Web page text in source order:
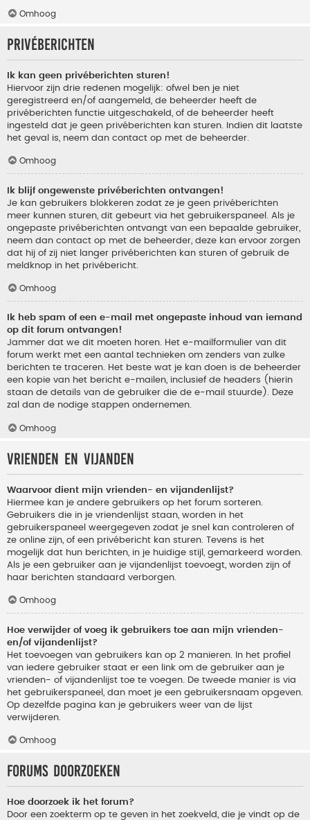
Omhoog
Privéberichten
Ik kan geen privéberichten sturen!
Hiervoor zijn drie redenen mogelijk: ofwel ben je niet
geregistreerd en/of aangemeld, de beheerder heeft de
privéberichten functie uitgeschakeld, of de beheerder heeft
ingesteld dat je geen privéberichten kan sturen. Indien dit laatste
het geval is, neem dan contact op met de beheerder.
Omhoog
Ik blijf ongewenste privéberichten ontvangen!
Je kan gebruikers blokkeren zodat ze je geen privéberichten
meer kunnen sturen, dit gebeurt via het gebruikerspaneel. Als je
ongepaste privéberichten ontvangt van een bepaalde gebruiker,
neem dan contact op met de beheerder, deze kan ervoor zorgen
dat hij of zij niet langer privéberichten kan sturen of gebruik de
meldknop in het privébericht.
Omhoog
Ik heb spam of een e-mail met ongepaste inhoud van iemand
op dit forum ontvangen!
Jammer dat we dit moeten horen. Het e-mailformulier van dit
forum werkt met een aantal technieken om zenders van zulke
berichten te traceren. Het beste wat je kan doen is de beheerder
een kopie van het bericht e-mailen, inclusief de headers (hierin
staan de details van de gebruiker die de e-mail stuurde). Deze
zal dan de nodige stappen ondernemen.
Omhoog
Vrienden en vijanden
Waarvoor dient mijn vrienden- en vijandenlijst?
Hiermee kan je andere gebruikers op het forum sorteren.
Gebruikers die in je vriendenlijst staan, worden in het
gebruikerspaneel weergegeven zodat je snel kan controleren of
ze online zijn, of een privébericht kan sturen. Tevens is het
mogelijk dat hun berichten, in je huidige stijl, gemarkeerd worden.
Als je een gebruiker aan je vijandenlijst toevoegt, worden zijn of
haar berichten standaard verborgen.
Omhoog
Hoe verwijder of voeg ik gebruikers toe aan mijn vrienden-
en/of vijandenlijst?
Het toevoegen van gebruikers kan op 2 manieren. In het profiel
van iedere gebruiker staat er een link om de gebruiker aan je
vrienden- of vijandenlijst toe te voegen. De tweede manier is via
het gebruikerspaneel, dan moet je een gebruikersnaam opgeven.
Op dezelfde pagina kan je gebruikers weer van de lijst
verwijderen.
Omhoog
Forums doorzoeken
Hoe doorzoek ik het forum?
Door een zoekterm op te geven in het zoekveld, die je vindt op de